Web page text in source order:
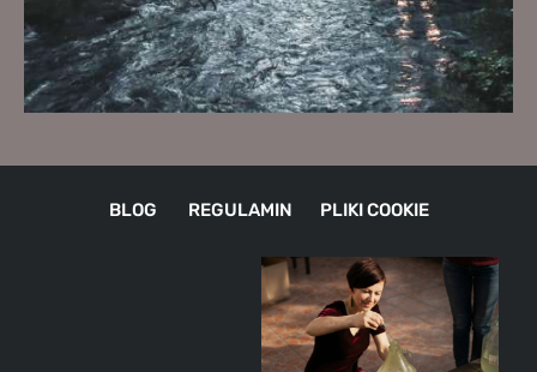
BLOG REGULAMIN PLIKI COOKIE